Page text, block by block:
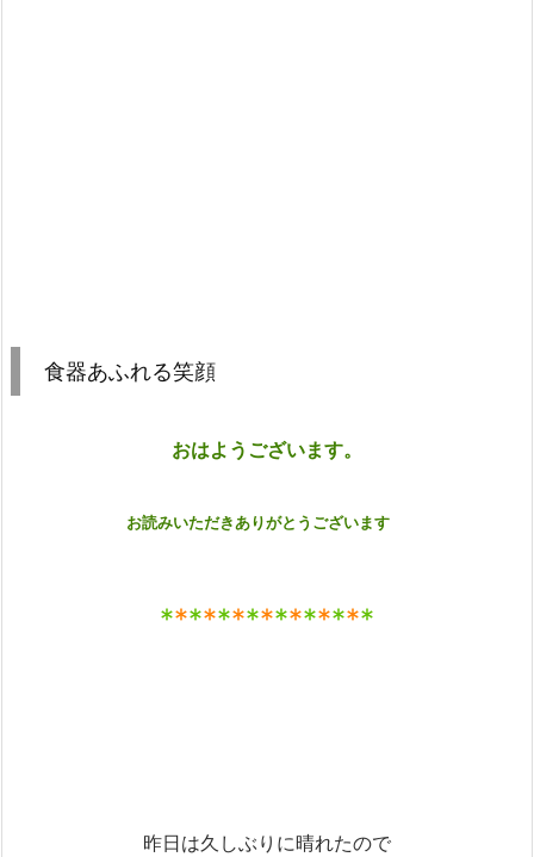
食器あふれる笑顔
おはようございます。
お読みいただきありがとうございます
***************
昨日は久しぶりに晴れたので